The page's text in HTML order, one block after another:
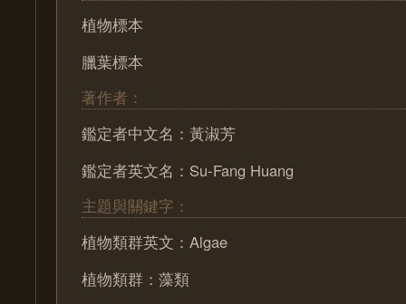
植物標本
臘葉標本
著作者：
鑑定者中文名：黃淑芳
鑑定者英文名：Su-Fang Huang
主題與關鍵字：
植物類群英文：Algae
植物類群：藻類